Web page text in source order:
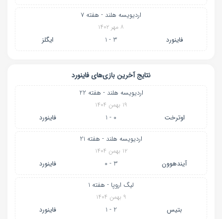
اردیویسه هلند - هفته 7
۸ مهر ۱۴۰۲
فاینورد 3 - 1 ایگلز
نتایج آخرین بازی‌های فاینورد
اردیویسه هلند - هفته 22
۱۹ بهمن ۱۴۰۴
اوترخت 0 - 1 فاینورد
اردیویسه هلند - هفته 21
۱۲ بهمن ۱۴۰۴
آیندهوون 3 - 0 فاینورد
لیگ اروپا - هفته 1
۹ بهمن ۱۴۰۴
بتیس 2 - 1 فاینورد